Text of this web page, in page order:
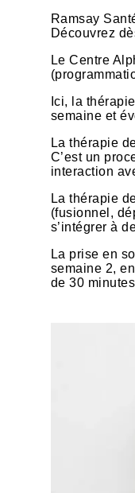
Ramsay
Découvrez
Le Centre
Ici, la
semaine et
La thérapie
C’est un
interaction
La thérapie
(fusionnel,
s’intégrer à
La prise en
semaine 2,
de 30